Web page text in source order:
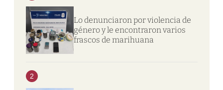
Lo denunciaron por violencia de
género y le encontraron varios
frascos de marihuana
2